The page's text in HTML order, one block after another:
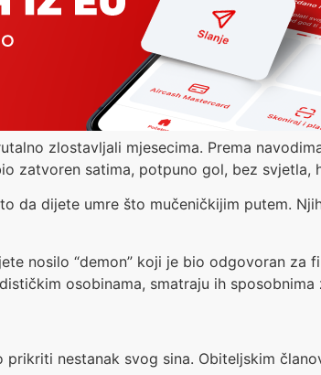
zlostavljali mjesecima. Prema
zatvoren satima, potpuno gol, bez svjetla,
da dijete umre što mučeničkijim putem.
nosilo “demon” koji je bio odgovoran za
osobinama, smatraju ih
nestanak svog sina. Obiteljskim